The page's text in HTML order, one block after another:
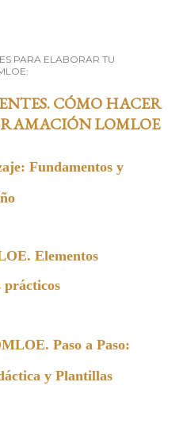
PARA ELABORAR TU
CÓMO HACER
LOMLOE
Fundamentos y
Elementos
prácticos
Paso a Paso:
y Plantillas